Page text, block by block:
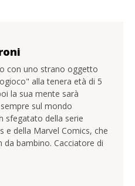
con uno strano oggetto
alla tenera età di 5
la sua mente sarà
sul mondo
sfegatato della serie
e della Marvel Comics, che
bambino. Cacciatore di